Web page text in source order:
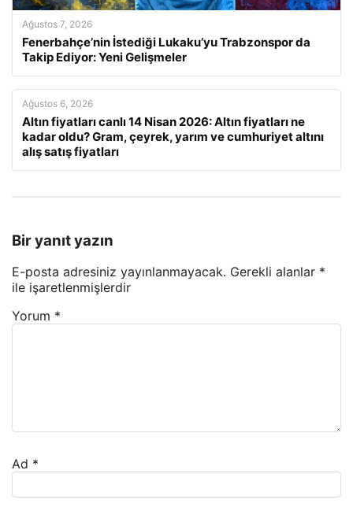
Ağustos 7, 2026
Fenerbahçe’nin İstediği Lukaku’yu Trabzonspor da
Takip Ediyor: Yeni Gelişmeler
Ağustos 6, 2026
Altın fiyatları canlı 14 Nisan 2026: Altın fiyatları ne
kadar oldu? Gram, çeyrek, yarım ve cumhuriyet altını
alış satış fiyatları
Bir yanıt yazın
E-posta adresiniz yayınlanmayacak. Gerekli alanlar *
ile işaretlenmişlerdir
Yorum *
Ad *